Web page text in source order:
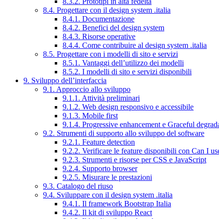
8.4. Progettare con il design system .italia
8.4.1. Documentazione
8.4.2. Benefici del design system
8.4.3. Risorse operative
8.4.4. Come contribuire al design system .italia
8.5. Progettare con i modelli di sito e servizi
8.5.1. Vantaggi dell’utilizzo dei modelli
8.5.2. I modelli di sito e servizi disponibili
9. Sviluppo dell’interfaccia
9.1. Approccio allo sviluppo
9.1.1. Attività preliminari
9.1.2. Web design responsivo e accessibile
9.1.3. Mobile first
9.1.4. Progressive enhancement e Graceful
9.2. Strumenti di supporto allo sviluppo del software
9.2.1. Feature detection
9.2.2. Verificare le feature disponibili con Can I
9.2.3. Strumenti e risorse per CSS e JavaScript
9.2.4. Supporto browser
9.2.5. Misurare le prestazioni
9.3. Catalogo del riuso
9.4. Sviluppare con il design system .italia
9.4.1. Il framework Bootstrap Italia
9.4.2. Il kit di sviluppo React